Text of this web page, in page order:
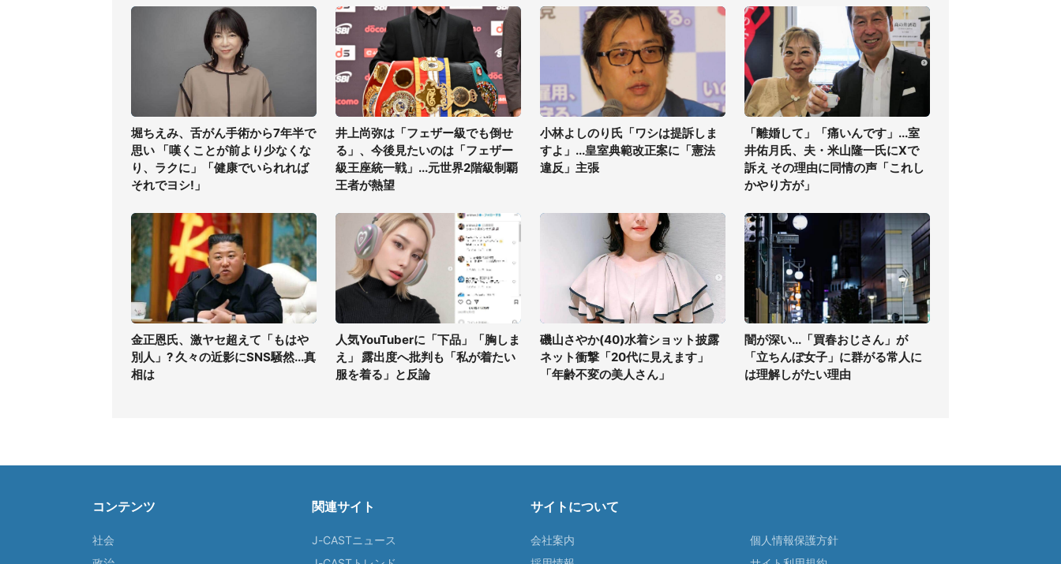
堀ちえみ、舌がん手術から7年半で
思い 「嘆くことが前より少なくな
り、ラクに」「健康でいられれば
それでヨシ!」
井上尚弥は「フェザー級でも倒せ
る」、今後見たいのは「フェザー
級王座統一戦」...元世界2階級制覇
王者が熱望
小林よしのり氏「ワシは提訴しま
すよ」...皇室典範改正案に「憲法
違反」主張
「離婚して」「痛いんです」...室
井佑月氏、夫・米山隆一氏にXで
訴え その理由に同情の声「これし
かやり方が」
金正恩氏、激ヤセ超えて「もはや
別人」? 久々の近影にSNS騒然...真
相は
人気YouTuberに「下品」「胸しま
え」 露出度へ批判も「私が着たい
服を着る」と反論
磯山さやか(40)水着ショット披露
ネット衝撃「20代に見えます」
「年齢不変の美人さん」
闇が深い...「買春おじさん」が
「立ちんぼ女子」に群がる常人に
は理解しがたい理由
コンテンツ
社会
関連サイト
J-CASTニュース
サイトについて
会社案内
個人情報保護方針